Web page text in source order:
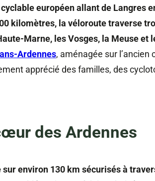
européen allant de Langres
kilomètres, la véloroute traverse
Marne, les Vosges, la Meuse et
Ardennes, aménagée sur
apprécié des familles, des
des Ardennes
environ 130 km sécurisés à